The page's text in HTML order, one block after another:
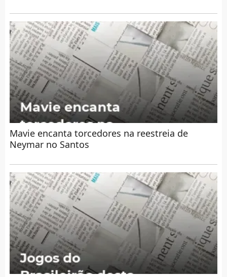
Mavie encanta torcedores na reestreia de
Neymar no Santos